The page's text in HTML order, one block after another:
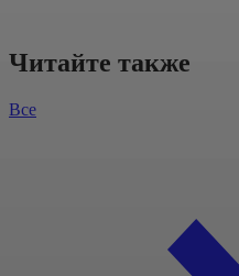
Читайте также
Все